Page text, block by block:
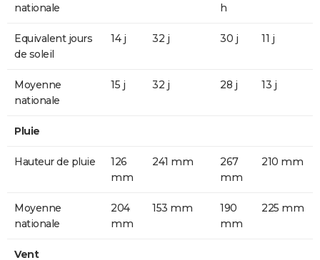
nationale
h
Equivalent jours
de soleil
14 j 32 j 30 j 11 j
Moyenne
nationale
15 j 32 j 28 j 13 j
Pluie
Hauteur de pluie
126
mm
241 mm
267
mm
210 mm
Moyenne
nationale
204
mm
153 mm
190
mm
225 mm
Vent